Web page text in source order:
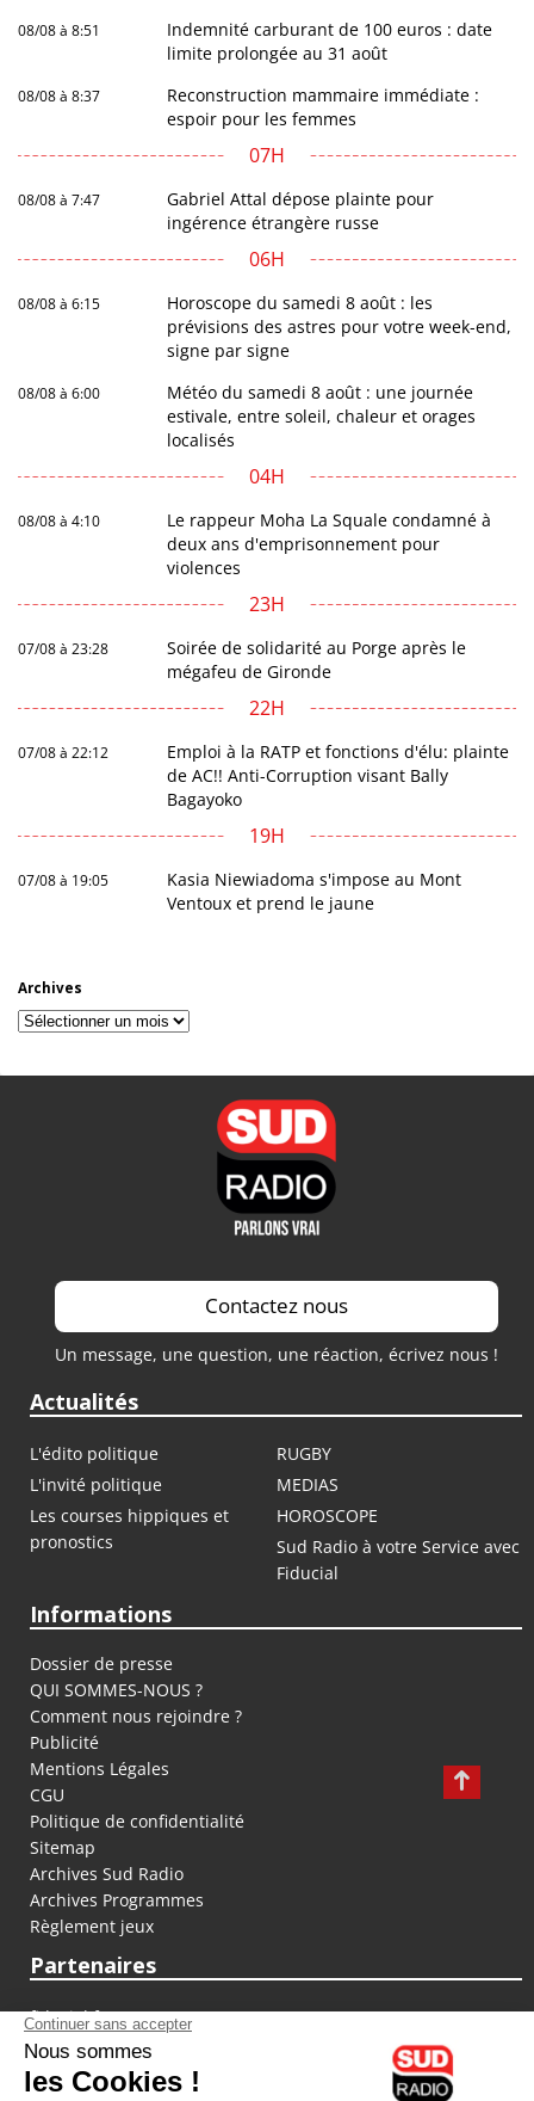
08/08 à 8:51
Indemnité carburant de 100 euros : date
limite prolongée au 31 août
08/08 à 8:37
Reconstruction mammaire immédiate :
espoir pour les femmes
07H
08/08 à 7:47
Gabriel Attal dépose plainte pour
ingérence étrangère russe
06H
08/08 à 6:15
Horoscope du samedi 8 août : les
prévisions des astres pour votre week-end,
signe par signe
08/08 à 6:00
Météo du samedi 8 août : une journée
estivale, entre soleil, chaleur et orages
localisés
04H
08/08 à 4:10
Le rappeur Moha La Squale condamné à
deux ans d'emprisonnement pour
violences
23H
07/08 à 23:28
Soirée de solidarité au Porge après le
mégafeu de Gironde
22H
07/08 à 22:12
Emploi à la RATP et fonctions d'élu: plainte
de AC!! Anti-Corruption visant Bally
Bagayoko
19H
07/08 à 19:05
Kasia Niewiadoma s'impose au Mont
Ventoux et prend le jaune
Archives
Archives
Contactez nous
Un message, une question, une réaction, écrivez nous !
Actualités
L'édito politique
RUGBY
L'invité politique
MEDIAS
Les courses hippiques et
pronostics
HOROSCOPE
Sud Radio à votre Service avec
Fiducial
Informations
Dossier de presse
QUI SOMMES-NOUS ?
Comment nous rejoindre ?
Publicité
Mentions Légales
CGU
Politique de confidentialité
Sitemap
Archives Sud Radio
Archives Programmes
Règlement jeux
Partenaires
fiducial.fr
lyoncapitale.fr
olympique-et-lyonnais.com